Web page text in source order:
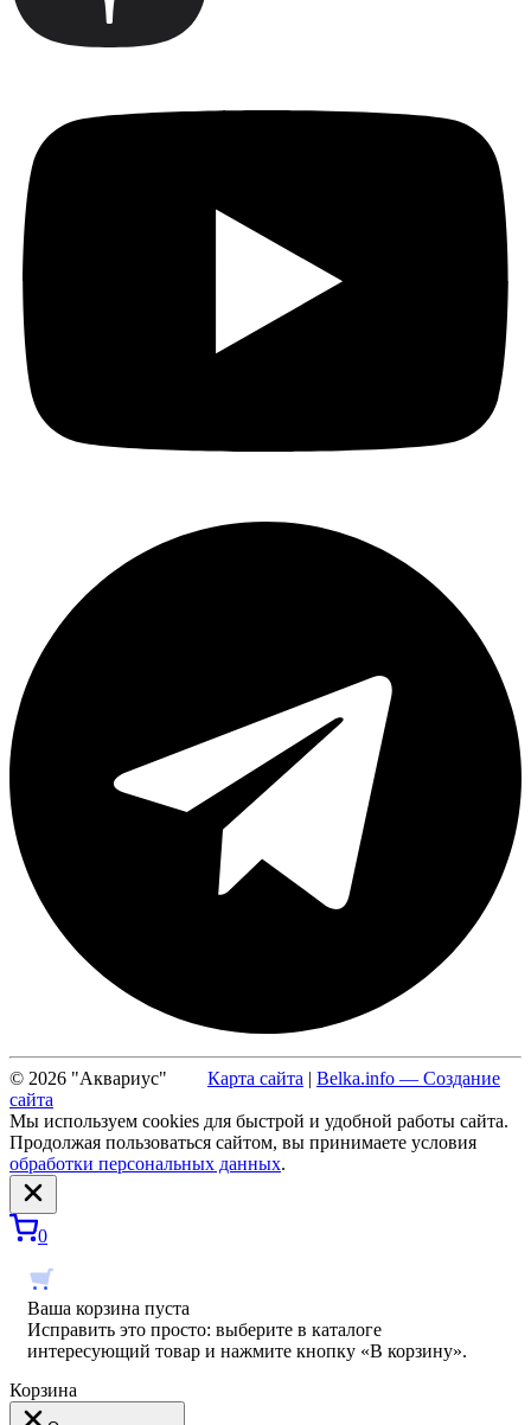
© 2026 "Аквариус" Карта сайта | Belka.info — Создание
сайта
Мы используем cookies для быстрой и удобной работы сайта.
Продолжая пользоваться сайтом, вы принимаете условия
обработки персональных данных.
0
Ваша корзина пуста
Исправить это просто: выберите в каталоге
интересующий товар и нажмите кнопку «В корзину».
Корзина